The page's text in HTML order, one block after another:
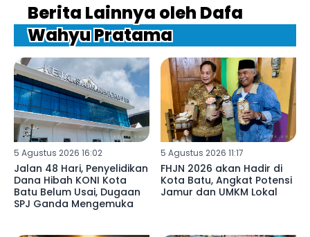
Berita Lainnya oleh Dafa
Wahyu Pratama
5 Agustus 2026 16:02
Jalan 48 Hari, Penyelidikan
Dana Hibah KONI Kota
Batu Belum Usai, Dugaan
SPJ Ganda Mengemuka
5 Agustus 2026 11:17
FHJN 2026 akan Hadir di
Kota Batu, Angkat Potensi
Jamur dan UMKM Lokal